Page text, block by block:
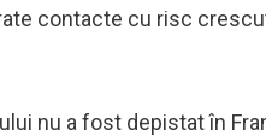
contacte cu risc
nu a fost depistat în